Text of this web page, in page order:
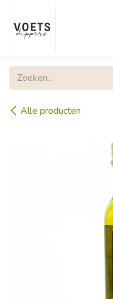
Overslaan naar inhoud
Alle producten